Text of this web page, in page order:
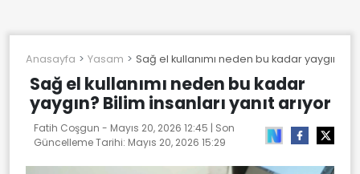
Anasayfa Yasam Sağ el kullanımı neden bu kadar yaygın?
Sağ el kullanımı neden bu kadar
yaygın? Bilim insanları yanıt arıyor
Fatih Coşgun - Mayıs 20, 2026 12:45 | Son
Güncelleme Tarihi: Mayıs 20, 2026 15:29